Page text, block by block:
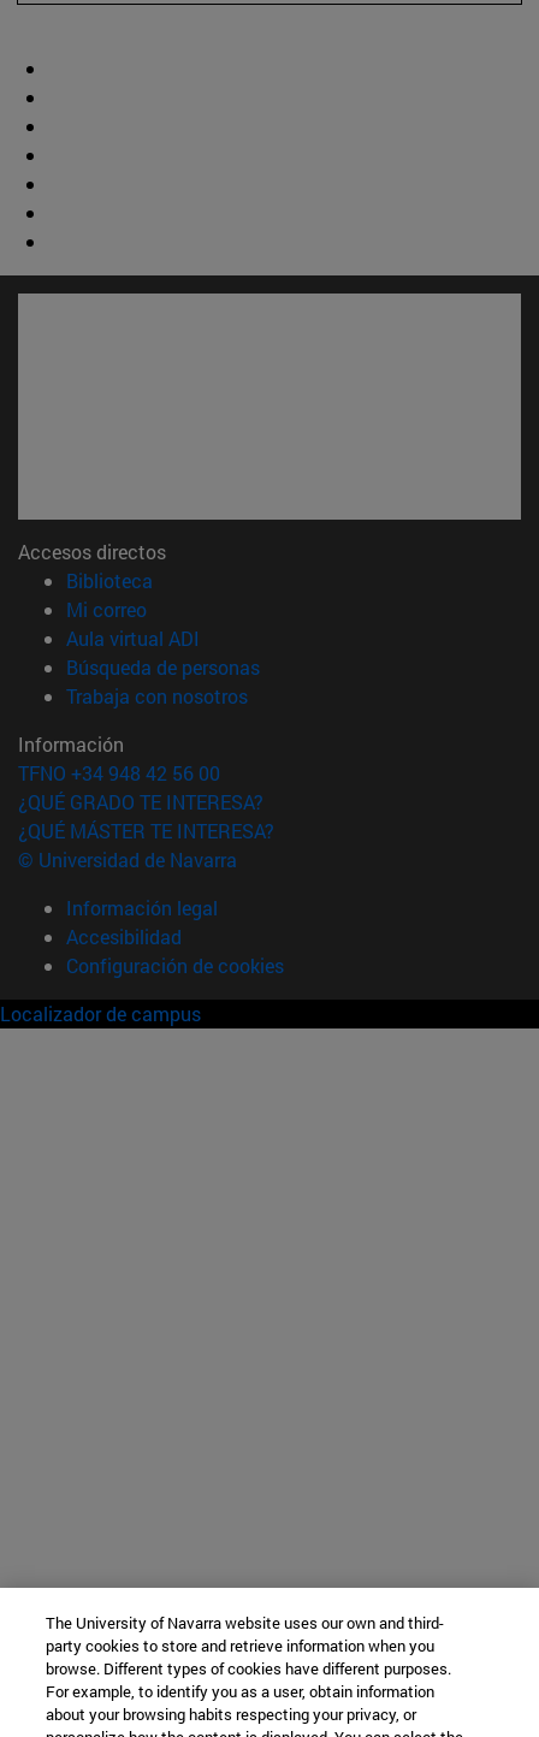
Accesos directos
Biblioteca
Mi correo(abre en nueva ventana)
Aula virtual ADI
Búsqueda de personas(abre en nueva ventana)
Trabaja con nosotros(abre en nueva ventana)
Información
TFNO +34 948 42 56 00
¿QUÉ GRADO TE INTERESA?
¿QUÉ MÁSTER TE INTERESA?
© Universidad de Navarra
Información legal
Accesibilidad
Configuración de cookies
Localizador de campus
The University of Navarra website uses our own and third-
party cookies to store and retrieve information when you
browse. Different types of cookies have different purposes.
For example, to identify you as a user, obtain information
about your browsing habits respecting your privacy, or